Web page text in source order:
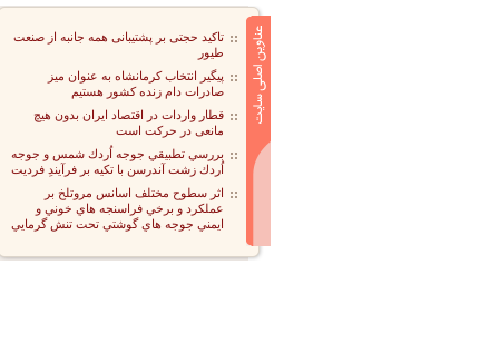
تاکید حجتی بر پشتیبانی همه جانبه از صنعت
طیور
پیگیر انتخاب کرمانشاه به عنوان میز
صادرات دام زنده کشور هستیم
قطار واردات در اقتصاد ایران بدون هیچ
مانعی در حرکت است
بررسي تطبيقي جوجه اُردك شمس و جوجه
اُردك زشت آندرسن با تكيه بر فرآيندِ فرديت
اثر سطوح مختلف اسانس مروتلخ بر
عملكرد و برخي فراسنجه هاي خوني و
ايمني جوجه هاي گوشتي تحت تنش گرمايي